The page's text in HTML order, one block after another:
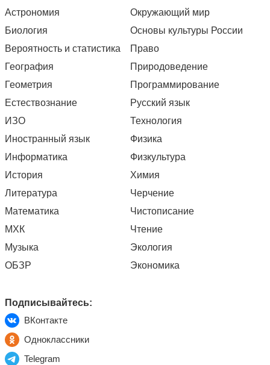
Астрономия
Биология
Вероятность и статистика
География
Геометрия
Естествознание
ИЗО
Иностранный язык
Информатика
История
Литература
Математика
МХК
Музыка
ОБЗР
Окружающий мир
Основы культуры России
Право
Природоведение
Программирование
Русский язык
Технология
Физика
Физкультура
Химия
Черчение
Чистописание
Чтение
Экология
Экономика
Подписывайтесь:
ВКонтакте
Одноклассники
Telegram